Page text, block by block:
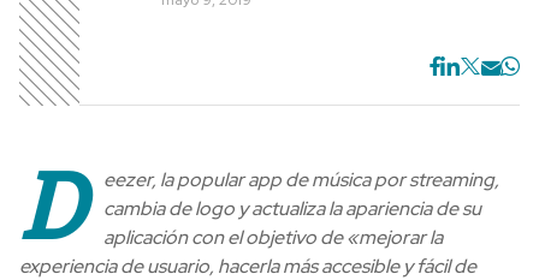
D
eezer, la popular app de música por streaming,
cambia de logo y actualiza la apariencia de su
aplicación con el objetivo de «mejorar la
experiencia de usuario, hacerla más accesible y fácil de